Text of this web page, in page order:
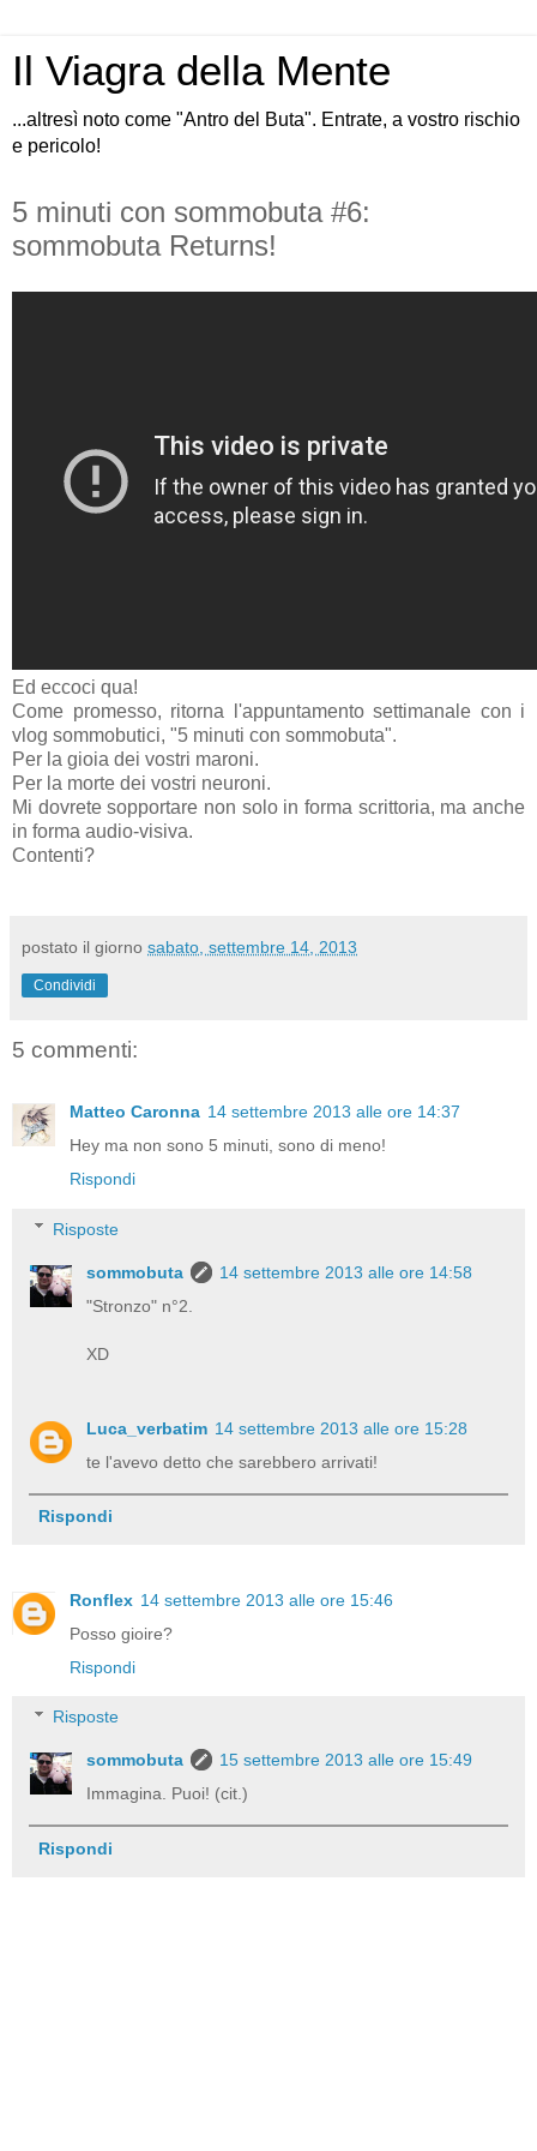
Il Viagra della Mente
...altresì noto come "Antro del Buta". Entrate, a vostro rischio
e pericolo!
5 minuti con sommobuta #6:
sommobuta Returns!
Ed eccoci qua!
Come promesso, ritorna l'appuntamento settimanale con i
vlog sommobutici, "5 minuti con sommobuta".
Per la gioia dei vostri maroni.
Per la morte dei vostri neuroni.
Mi dovrete sopportare non solo in forma scrittoria, ma anche
in forma audio-visiva.
Contenti?
postato il giorno sabato, settembre 14, 2013
Condividi
5 commenti:
Matteo Caronna 14 settembre 2013 alle ore 14:37
Hey ma non sono 5 minuti, sono di meno!
Rispondi
Risposte
sommobuta
14 settembre 2013 alle ore 14:58
"Stronzo" n°2.
XD
Luca_verbatim 14 settembre 2013 alle ore 15:28
te l'avevo detto che sarebbero arrivati!
Rispondi
Ronflex 14 settembre 2013 alle ore 15:46
Posso gioire?
Rispondi
Risposte
sommobuta
15 settembre 2013 alle ore 15:49
Immagina. Puoi! (cit.)
Rispondi